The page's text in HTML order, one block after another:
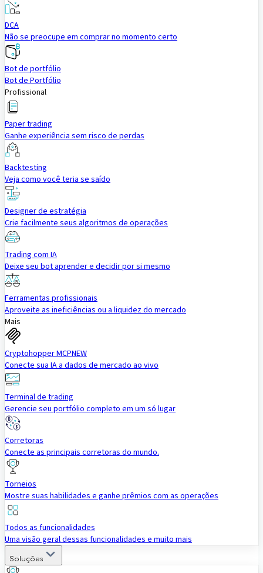
DCA
Não se preocupe em comprar no momento certo
Bot de portfólio
Bot de Portfólio
Profissional
Paper trading
Ganhe experiência sem risco de perdas
Backtesting
Veja como você teria se saído
Designer de estratégia
Crie facilmente seus algoritmos de operações
Trading com IA
Deixe seu bot aprender e decidir por si mesmo
Ferramentas profissionais
Aproveite as ineficiências ou a liquidez do mercado
Mais
Cryptohopper MCPNEW
Conecte sua IA a dados de mercado ao vivo
Terminal de trading
Gerencie seu portfólio completo em um só lugar
Corretoras
Conecte as principais corretoras do mundo.
Torneios
Mostre suas habilidades e ganhe prêmios com as operações
Todos as funcionalidades
Uma visão geral dessas funcionalidades e muito mais
Soluções